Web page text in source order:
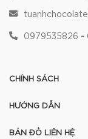
0979535826 -
CHÍNH SÁCH
HƯỚNG DẪN
BẢN ĐỒ LIÊN HỆ